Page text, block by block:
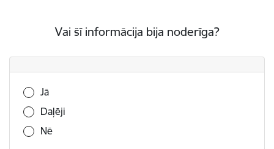
Vai šī informācija bija noderīga?
Vai šī informācija bija noderīga?
Jā
Daļēji
Nē